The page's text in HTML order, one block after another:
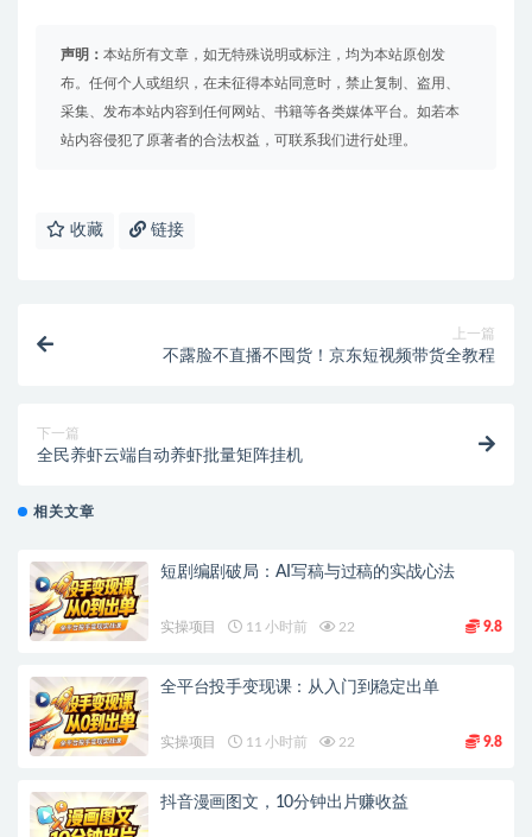
声明： 本站所有文章，如无特殊说明或标注，均为本站原创发
布。任何个人或组织，在未征得本站同意时，禁止复制、盗用、
采集、发布本站内容到任何网站、书籍等各类媒体平台。如若本
站内容侵犯了原著者的合法权益，可联系我们进行处理。
收藏 链接
上一篇
不露脸不直播不囤货！京东短视频带货全教程
下一篇
全民养虾云端自动养虾批量矩阵挂机
相关文章
短剧编剧破局：AI写稿与过稿的实战心法
实操项目 11 小时前 22 9.8
全平台投手变现课：从入门到稳定出单
实操项目 11 小时前 22 9.8
抖音漫画图文，10分钟出片赚收益